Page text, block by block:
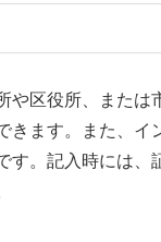
や区役所、または
きます。また、イ
す。記入時には、